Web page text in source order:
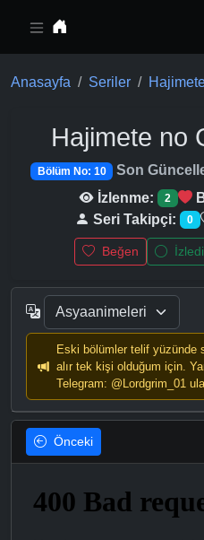
Anasayfa Seriler
Hajimete no
Bölüm No: 10 Son
İzlenme:
2
Seri Takipçi: 0
Beğen
Eski bölümler telif yüzünde
alır tek kişi olduğum için.
Telegram: @Lordgrim_01
Önceki